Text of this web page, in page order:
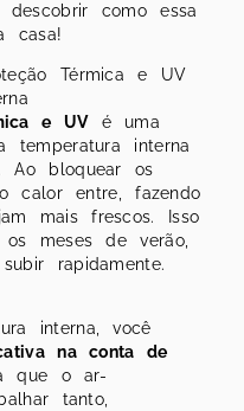
descobrir como essa
casa!
Térmica e UV
e UVé uma
temperatura interna
Ao bloquear os
calor entre, fazendo
mais frescos. Isso
meses de verão,
rapidamente.
interna, você
na conta de
que o ar-
tanto,